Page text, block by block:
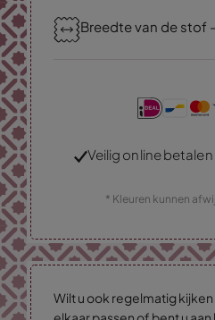
Breedte van de stof
Veilig online
* Kleuren kunnen
Wilt u ook regelmatig